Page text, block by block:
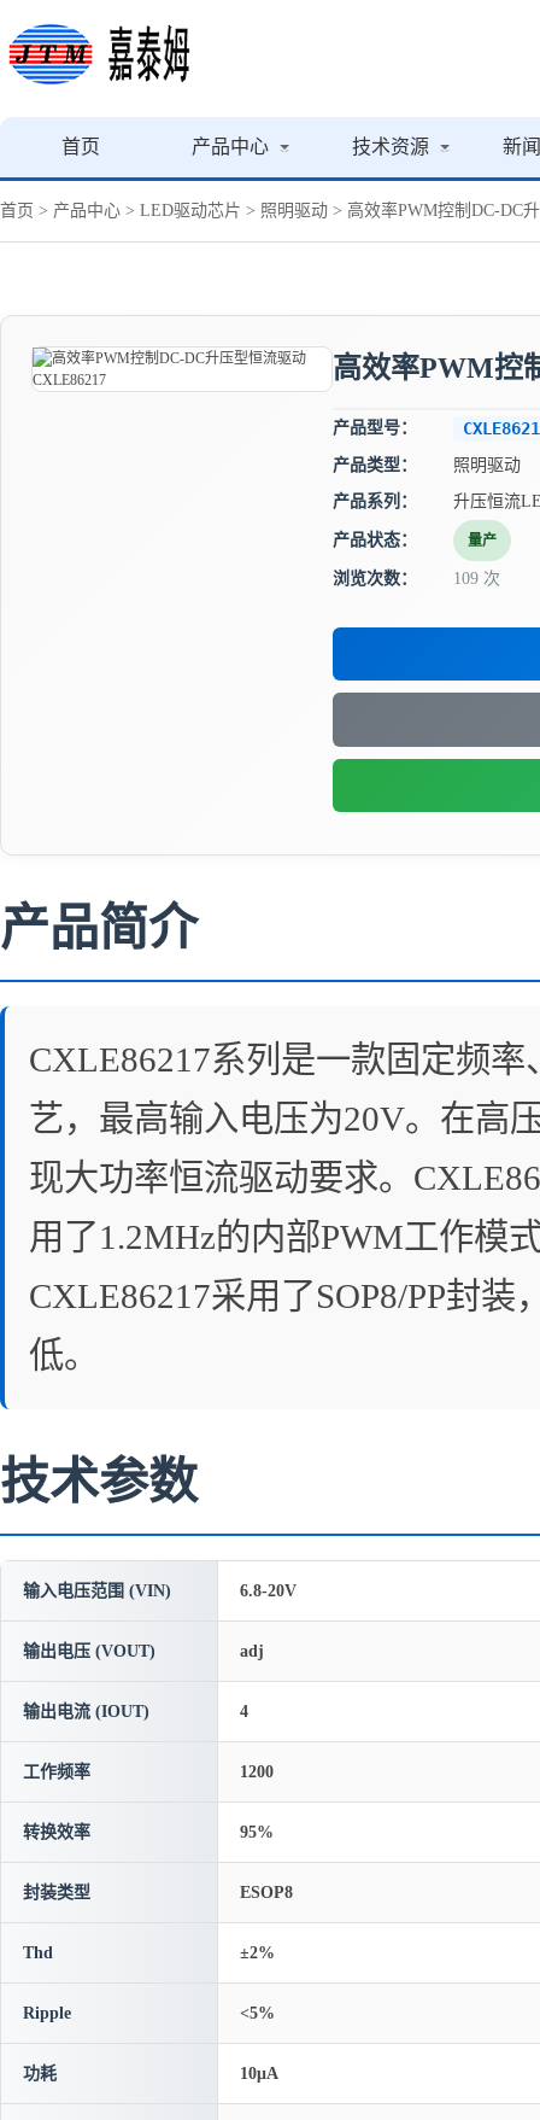
首页 产品中心 技术资源 新
首页 > 产品中心 > LED驱动芯片 > 照明驱动 > 高效率PWM控制DC-DC
高效率PWM控
产品型号：
产品类型：
照明驱动
产品系列：
升压恒流
产品状态： 量产
浏览次数： 109 次
产品简介
CXLE86217系列是一款固定频
艺，最高输入电压为20V。在高
现大功率恒流驱动要求。
用了1.2MHz的内部PWM工作模
CXLE86217采用了SOP8/PP封
低。
技术参数
输入电压范围 (VIN) 6.8-20V
输出电压 (VOUT) adj
输出电流 (IOUT) 4
工作频率 1200
转换效率 95%
封装类型 ESOP8
Thd ±2%
Ripple <5%
功耗 10μA